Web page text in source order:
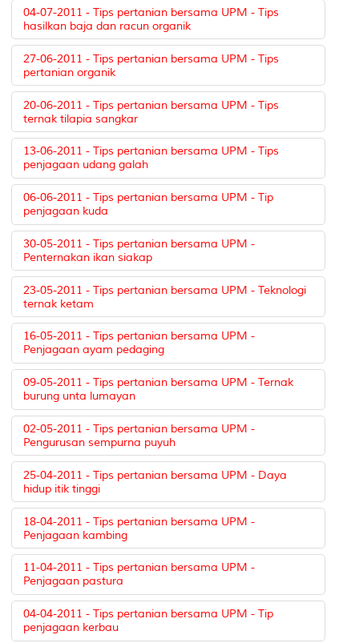
04-07-2011 - Tips pertanian bersama UPM - Tips
hasilkan baja dan racun organik
27-06-2011 - Tips pertanian bersama UPM - Tips
pertanian organik
20-06-2011 - Tips pertanian bersama UPM - Tips
ternak tilapia sangkar
13-06-2011 - Tips pertanian bersama UPM - Tips
penjagaan udang galah
06-06-2011 - Tips pertanian bersama UPM - Tip
penjagaan kuda
30-05-2011 - Tips pertanian bersama UPM -
Penternakan ikan siakap
23-05-2011 - Tips pertanian bersama UPM - Teknologi
ternak ketam
16-05-2011 - Tips pertanian bersama UPM -
Penjagaan ayam pedaging
09-05-2011 - Tips pertanian bersama UPM - Ternak
burung unta lumayan
02-05-2011 - Tips pertanian bersama UPM -
Pengurusan sempurna puyuh
25-04-2011 - Tips pertanian bersama UPM - Daya
hidup itik tinggi
18-04-2011 - Tips pertanian bersama UPM -
Penjagaan kambing
11-04-2011 - Tips pertanian bersama UPM -
Penjagaan pastura
04-04-2011 - Tips pertanian bersama UPM - Tip
penjagaan kerbau